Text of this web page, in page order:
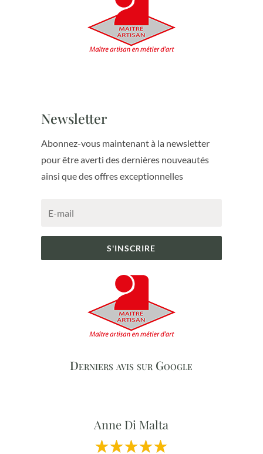
Newsletter
Abonnez-vous maintenant à la newsletter
pour être averti des dernières nouveautés
ainsi que des offres exceptionnelles
S'INSCRIRE
Derniers avis sur Google
Anne Di Malta